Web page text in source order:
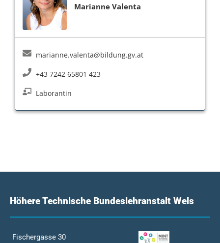
Marianne Valenta
marianne.valenta@bildung.gv.at
+43 7242 65801 423
Laborantin
Höhere Technische Bundeslehranstalt Wels
Fischergasse 30